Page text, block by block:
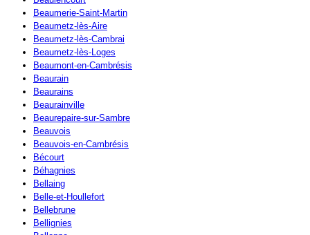
Beaumerie-Saint-Martin
Beaumetz-lès-Aire
Beaumetz-lès-Cambrai
Beaumetz-lès-Loges
Beaumont-en-Cambrésis
Beaurain
Beaurains
Beaurainville
Beaurepaire-sur-Sambre
Beauvois
Beauvois-en-Cambrésis
Bécourt
Béhagnies
Bellaing
Belle-et-Houllefort
Bellebrune
Bellignies